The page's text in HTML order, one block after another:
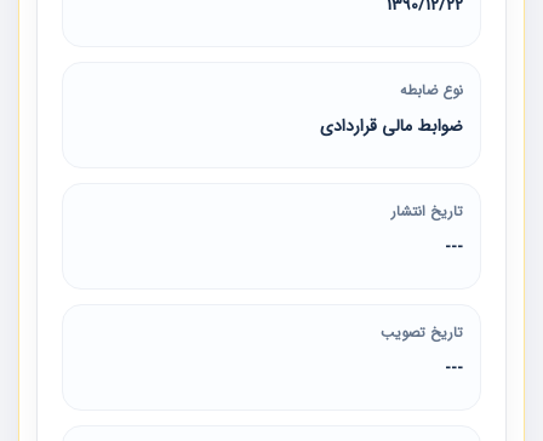
نوع ضابطه
ضوابط مالی قراردادی
تاریخ انتشار
---
تاریخ تصویب
---